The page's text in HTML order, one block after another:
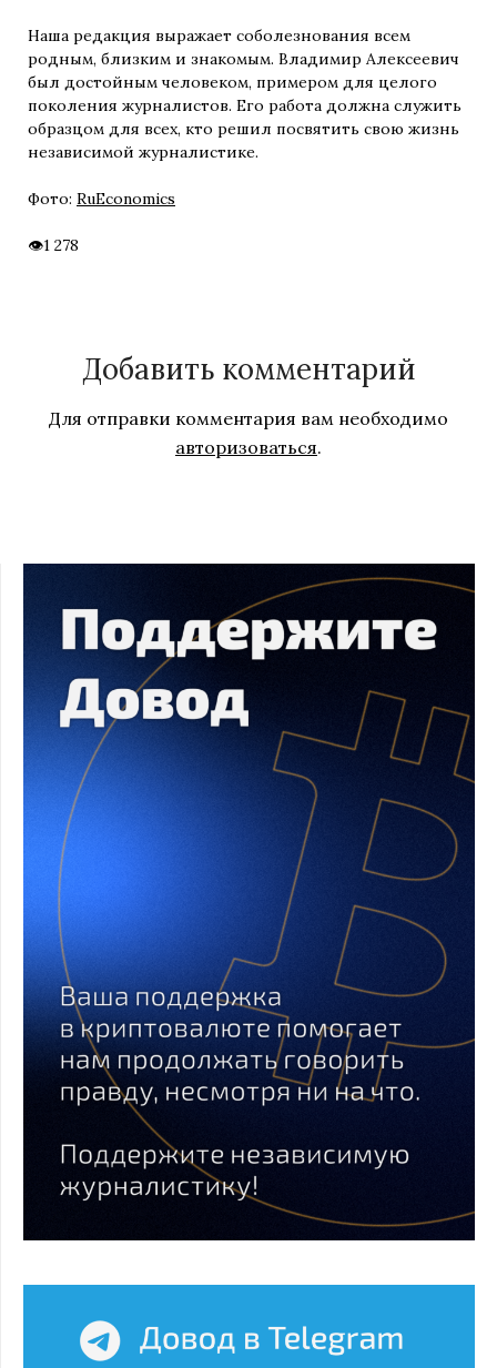
Наша редакция выражает соболезнования всем
родным, близким и знакомым. Владимир Алексеевич
был достойным человеком, примером для целого
поколения журналистов. Его работа должна служить
образцом для всех, кто решил посвятить свою жизнь
независимой журналистике.
Фото: RuEconomics
1 278
Добавить комментарий
Для отправки комментария вам необходимо
авторизоваться.